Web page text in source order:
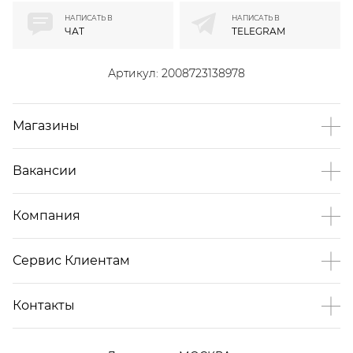
Артикул: 2008723138978
НАПИСАТЬ В
ЧАТ
НАПИСАТЬ В
TELEGRAM
Магазины
Вакансии
Компания
Сервис Клиентам
Контакты